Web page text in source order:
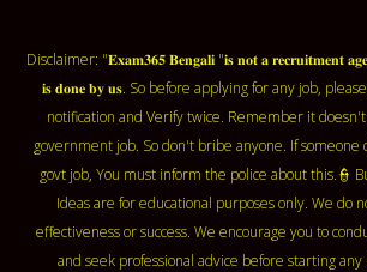
Disclaimer: "𝐄𝐱𝐚𝐦𝟑𝟔𝟓 𝐁𝐞𝐧𝐠𝐚𝐥𝐢 "𝐢𝐬 𝐧𝐨𝐭 𝐚 𝐫𝐞𝐜𝐫𝐮𝐢𝐭𝐦𝐞𝐧𝐭
𝐢𝐬 𝐝𝐨𝐧𝐞 𝐛𝐲 𝐮𝐬. So before applying for any job,
notification and Verify twice. Remember it
government job. So don't bribe anyone. If someone
govt job, You must inform the police about this.👮
Ideas are for educational purposes only. We do
effectiveness or success. We encourage you to
and seek professional advice before starting